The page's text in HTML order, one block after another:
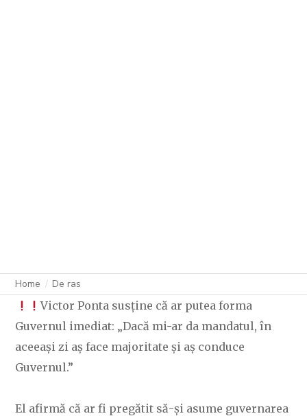
Home De ras
Victor Ponta susține că ar putea forma
Guvernul imediat: „Dacă mi-ar da mandatul, în
aceeași zi aș face majoritate și aș conduce
Guvernul.”
El afirmă că ar fi pregătit să-și asume guvernarea